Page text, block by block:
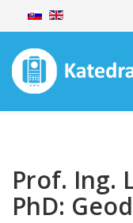
Prof. Ing.
PhD: